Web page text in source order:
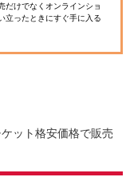
だけでなくオンラインショ
立ったときにすぐ手に入る
ット格安価格で販売